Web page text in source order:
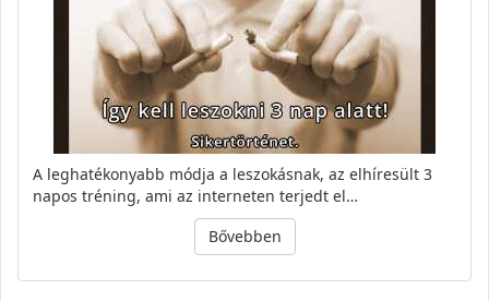
A leghatékonyabb módja a leszokásnak, az elhíresült 3
napos tréning, ami az interneten terjedt el…
Bővebben